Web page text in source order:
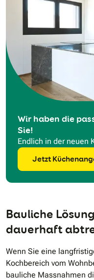
Wir haben die
Sie!
Endlich in der neuen
Jetzt
Bauliche
dauerhaft
Wenn Sie eine
Kochbereich vom
bauliche Massnahmen